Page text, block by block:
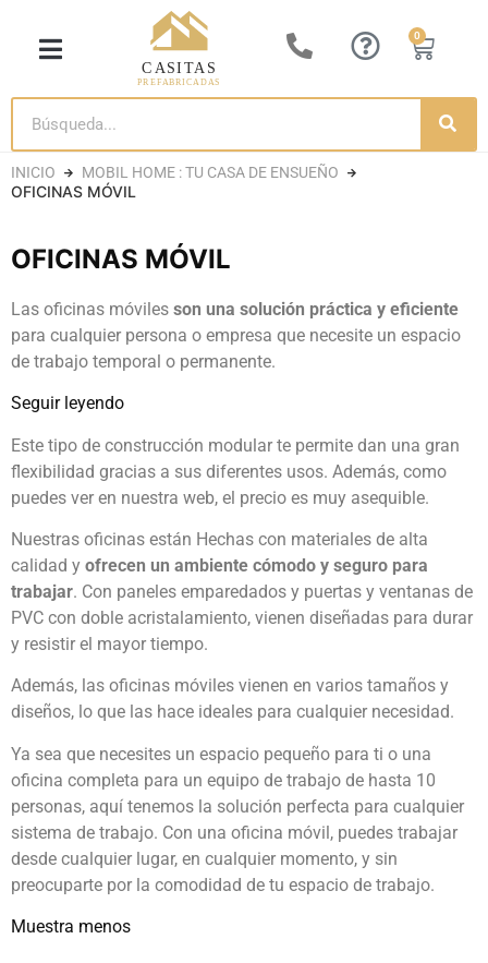
0
INICIO MOBIL HOME : TU CASA DE ENSUEÑO
OFICINAS MÓVIL
OFICINAS MÓVIL
Las oficinas móviles son una solución práctica y eficiente
para cualquier persona o empresa que necesite un espacio
de trabajo temporal o permanente.
Seguir leyendo
Este tipo de construcción modular te permite dan una gran
flexibilidad gracias a sus diferentes usos. Además, como
puedes ver en nuestra web, el precio es muy asequible.
Nuestras oficinas están Hechas con materiales de alta
calidad y ofrecen un ambiente cómodo y seguro para
trabajar. Con paneles emparedados y puertas y ventanas de
PVC con doble acristalamiento, vienen diseñadas para durar
y resistir el mayor tiempo.
Además, las oficinas móviles vienen en varios tamaños y
diseños, lo que las hace ideales para cualquier necesidad.
Ya sea que necesites un espacio pequeño para ti o una
oficina completa para un equipo de trabajo de hasta 10
personas, aquí tenemos la solución perfecta para cualquier
sistema de trabajo. Con una oficina móvil, puedes trabajar
desde cualquier lugar, en cualquier momento, y sin
preocuparte por la comodidad de tu espacio de trabajo.
Muestra menos